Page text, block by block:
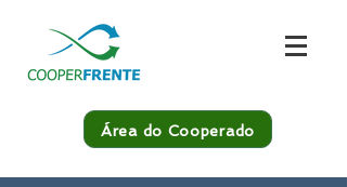
Área do Cooperado